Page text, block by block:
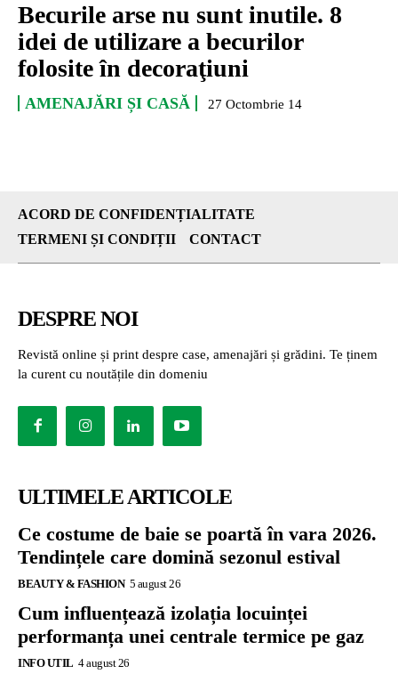
Becurile arse nu sunt inutile. 8
idei de utilizare a becurilor
folosite în decoraţiuni
AMENAJĂRI ȘI CASĂ 27 Octombrie 14
ACORD DE CONFIDENȚIALITATE
TERMENI ȘI CONDIȚII
CONTACT
DESPRE NOI
Revistă online și print despre case, amenajări și grădini. Te ținem
la curent cu noutățile din domeniu
ULTIMELE ARTICOLE
Ce costume de baie se poartă în vara 2026.
Tendințele care domină sezonul estival
BEAUTY & FASHION 5 august 26
Cum influențează izolația locuinței
performanța unei centrale termice pe gaz
INFO UTIL 4 august 26